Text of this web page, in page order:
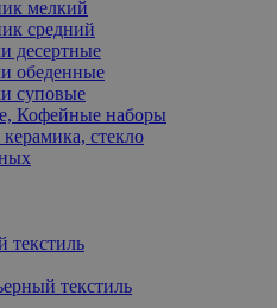
мелкий
средний
десертные
обеденные
суповые
Кофейные наборы
стекло
текстиль
текстиль